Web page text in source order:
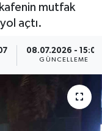
mutfak
açtı.
08.07.2026 - 15:06
GÜNCELLEME